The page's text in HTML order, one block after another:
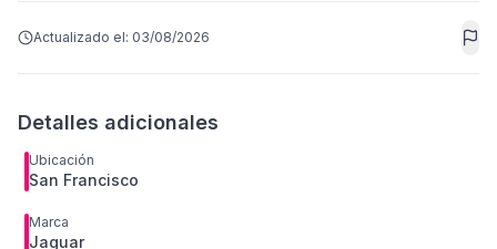
Actualizado el: 03/08/2026
Detalles adicionales
Ubicación
San Francisco
Marca
Jaguar